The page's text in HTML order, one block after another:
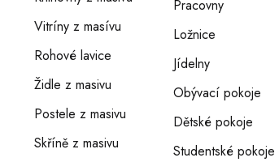
Vitríny z masívu
Rohové lavice
Židle z masivu
Postele z masivu
Skříně z masivu
Pracovny
Ložnice
Jídelny
Obývací pokoje
Dětské pokoje
Studentské pokoje